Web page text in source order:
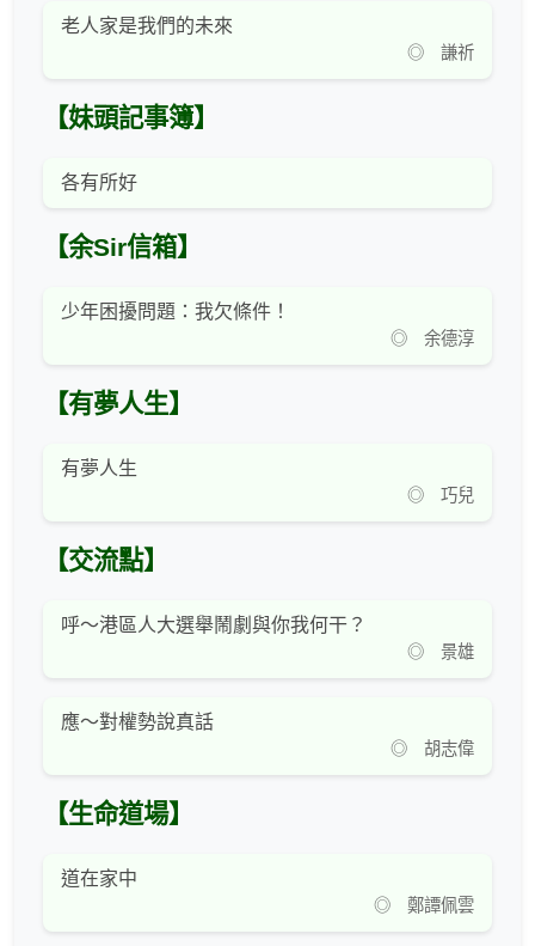
老人家是我們的未來
◎ 謙祈
【妹頭記事簿】
各有所好
【余Sir信箱】
少年困擾問題：我欠條件！
◎ 余德淳
【有夢人生】
有夢人生
◎ 巧兒
【交流點】
呼～港區人大選舉鬧劇與你我何干？
◎ 景雄
應～對權勢說真話
◎ 胡志偉
【生命道場】
道在家中
◎ 鄭譚佩雲